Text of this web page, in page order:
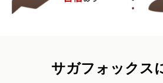
サガフォックス